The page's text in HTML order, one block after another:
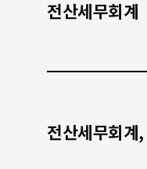
전산세무회계
전산세무회계